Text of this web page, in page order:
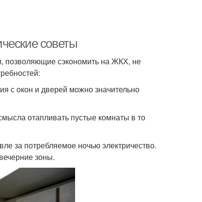
советы
позволяющие сэкономить на ЖКХ, не
с окон и дверей можно значительно
отапливать пустые комнаты в то
за потребляемое ночью электричество.
зоны.